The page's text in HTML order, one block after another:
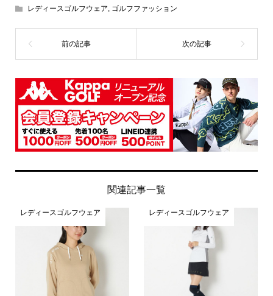
レディースゴルフウェア ゴルフファッション
関連記事一覧
レディースゴルフウェア レディースゴルフウェア